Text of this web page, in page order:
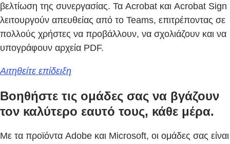
βελτίωση της συνεργασίας. Τα Acrobat και Acrobat Sign
λειτουργούν απευθείας από το Teams, επιτρέποντας σε
πολλούς χρήστες να προβάλλουν, να σχολιάζουν και να
υπογράφουν αρχεία PDF.
Αιτηθείτε επίδειξη
Βοηθήστε τις ομάδες σας να βγάζουν
τον καλύτερο εαυτό τους, κάθε μέρα.
Με τα προϊόντα Adobe και Microsoft, οι ομάδες σας είναι